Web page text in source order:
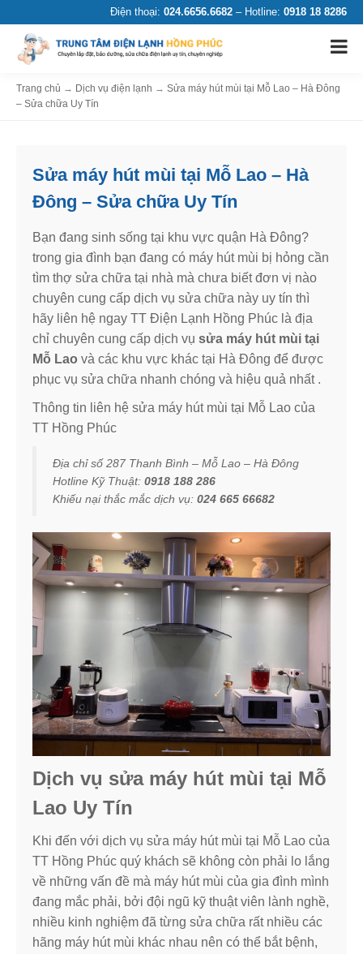
Điện thoại: 024.6656.6682 – Hotline: 0918 18 8286
Trang chủ → Dịch vụ điện lạnh → Sửa máy hút mùi tại Mỗ Lao – Hà Đông
– Sửa chữa Uy Tín
Sửa máy hút mùi tại Mỗ Lao – Hà
Đông – Sửa chữa Uy Tín
Bạn đang sinh sống tại khu vực quận Hà Đông?
trong gia đình bạn đang có máy hút mùi bị hỏng cần
tìm thợ sửa chữa tại nhà mà chưa biết đơn vị nào
chuyên cung cấp dịch vụ sửa chữa này uy tín thì
hãy liên hệ ngay TT Điện Lạnh Hồng Phúc là địa
chỉ chuyên cung cấp dịch vụ sửa máy hút mùi tại
Mỗ Lao và các khu vực khác tại Hà Đông để được
phục vụ sửa chữa nhanh chóng và hiệu quả nhất .
Thông tin liên hệ sửa máy hút mùi tại Mỗ Lao của
TT Hồng Phúc
Địa chỉ số 287 Thanh Bình – Mỗ Lao – Hà Đông
Hotline Kỹ Thuật: 0918 188 286
Khiếu nại thắc mắc dịch vụ: 024 665 66682
Dịch vụ sửa máy hút mùi tại Mỗ
Lao Uy Tín
Khi đến với dịch vụ sửa máy hút mùi tại Mỗ Lao của
TT Hồng Phúc quý khách sẽ không còn phải lo lắng
về những vấn đề mà máy hút mùi của gia đình mình
đang mắc phải, bởi đội ngũ kỹ thuật viên lành nghề,
nhiều kinh nghiệm đã từng sửa chữa rất nhiều các
hãng máy hút mùi khác nhau nên có thể bắt bệnh,